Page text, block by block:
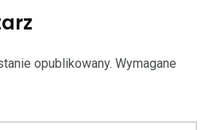
opublikowany. Wymagane